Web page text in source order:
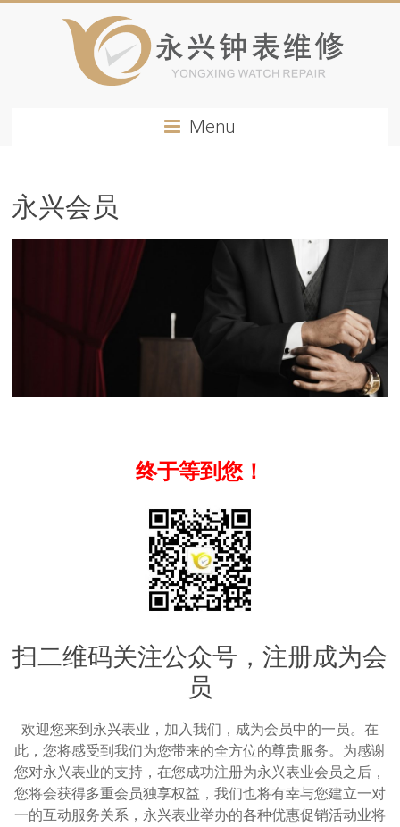
Menu
永兴会员
终于等到您！
扫二维码关注公众号，注册成为会
员
欢迎您来到永兴表业，加入我们，成为会员中的一员。在
此，您将感受到我们为您带来的全方位的尊贵服务。为感谢
您对永兴表业的支持，在您成功注册为永兴表业会员之后，
您将会获得多重会员独享权益，我们也将有幸与您建立一对
一的互动服务关系，永兴表业举办的各种优惠促销活动业将